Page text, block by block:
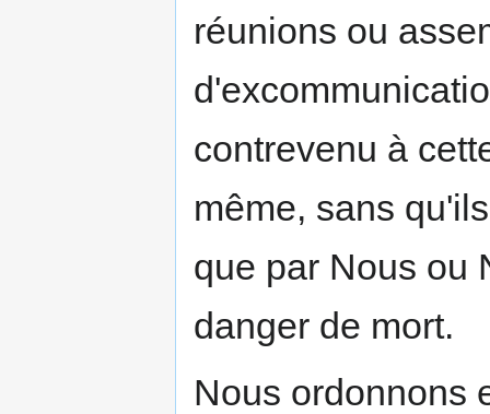
réunions ou
contrevenu à
même, sans
que par Nous ou
danger de mort.
Nous ordonnons